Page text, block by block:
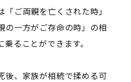
ご両親を亡くされた時」
の一方がご存命の時」の相
ることができます。
後、家族が相続で揉める可